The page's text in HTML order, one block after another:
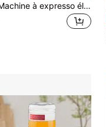
Teckwe Machine à expresso électrique portable, machine à café de camping, machine à café de voiture avec fonction d'auto-chauffage, interface USB-C, convient pour moudre le café et les capsules NS, les camping-cars, la randonnée et les bureaux